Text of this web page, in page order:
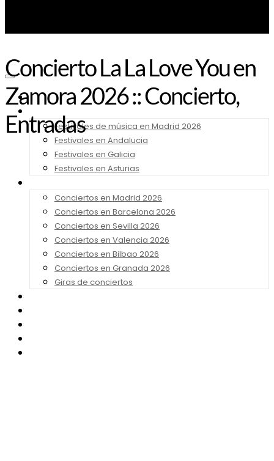
Noticias
Festivales de música en Madrid 2026
Festivales en Andalucia
Festivales en Galicia
Festivales en Asturias
Conciertos en Madrid 2026
Conciertos en Barcelona 2026
Conciertos en Sevilla 2026
Conciertos en Valencia 2026
Conciertos en Bilbao 2026
Conciertos en Granada 2026
Giras de conciertos
Concierto La La Love You en
Zamora 2026 :: Concierto,
Entradas